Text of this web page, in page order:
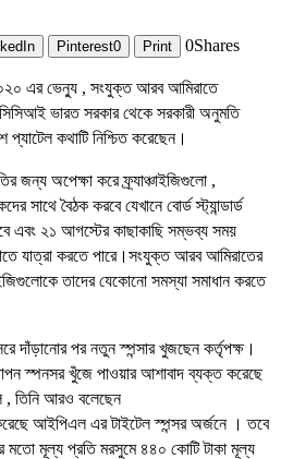
Pinterest0 Print 0Shares
এর ভেন্যু , সংযুক্ত আরব আমিরাতে
ভারত সরকার থেকে সরকারী অনুমতি
প্যাটেল কথাটি নিশ্চিত করেছেন।
জন্য অপেক্ষা করে ফ্র্যাঞ্চাইজিগুলো ,
সাথে বৈঠক করবে যেখানে বোর্ড স্ট্যান্ডার্ড
এবং ২১ আগস্টের কাছাকাছি সম্ভব্য সময়
যাত্রা করতে পারে।সংযুক্ত আরব আমিরাতের
তাদের যেকোনো সমস্যা সমাধান করতে
দাঁড়ানোর পর নতুন স্পন্সার খুজছেন কর্তৃপক্ষ।
স্পনসর খুঁজে পাওয়ার আশাবাদ ব্যক্ত করেছে
, তিনি আরও বলেছেন
আইপিএল এর টাইটেল স্পন্সর অর্জনে । তবে
মতো মূল্য প্রতি মরসুমে ৪৪০ কোটি টাকা মূল্য